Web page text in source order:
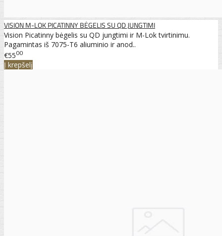
VISION M-LOK PICATINNY BĖGELIS SU QD JUNGTIMI
Vision Picatinny bėgelis su QD jungtimi ir M-Lok tvirtinimu.
Pagamintas iš 7075-T6 aliuminio ir anod..
€5500
Į krepšelį